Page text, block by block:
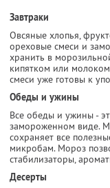
Завтраки
Овсяные хлопья,
ореховые смеси и
хранить в
кипятком или
смеси уже готовы к
Обеды и ужины
Все обеды и ужины -
замороженном виде.
сохраняет все
микробам. Мороз
стабилизаторы,
Десерты